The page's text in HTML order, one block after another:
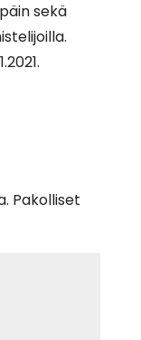
sekä
Pakolliset